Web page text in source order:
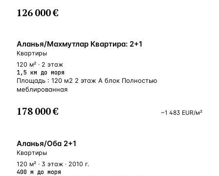
126 000 €
БЛИЗКО К МОРЮ
Аланья/Махмутлар Квартира: 2+1
Квартиры
120 м² · 2 этаж
1,5 км до моря
Площадь : 120 м2 2 этаж А блок Полностью
меблированная
178 000 € ~1 483 EUR/м²
У МОРЯ
Аланья/Оба 2+1
Квартиры
120 м² · 3 этаж · 2010 г.
400 м до моря